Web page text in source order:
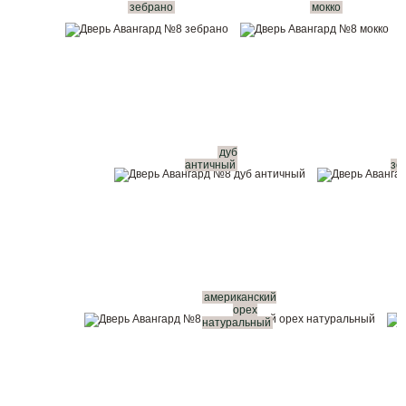
зебрано мокко
дуб
античный
американский
орех
натуральный